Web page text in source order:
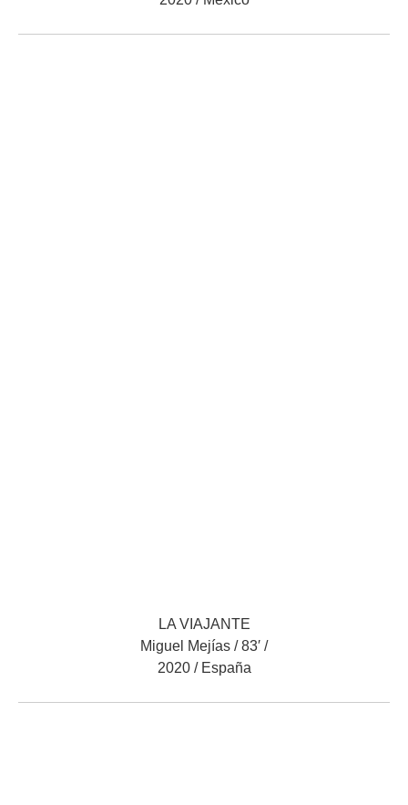
LA VIAJANTE
Miguel Mejías / 83′ /
2020 / España